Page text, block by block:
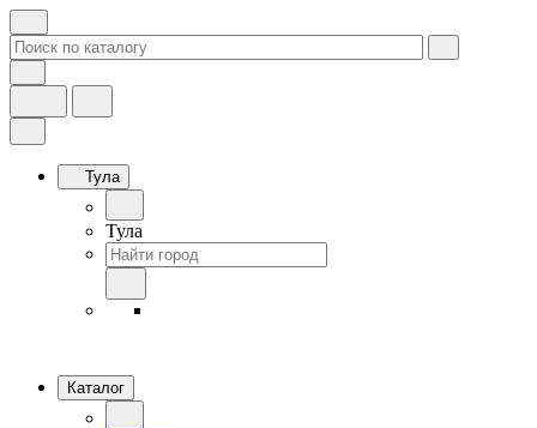
Тула
Тула
Каталог